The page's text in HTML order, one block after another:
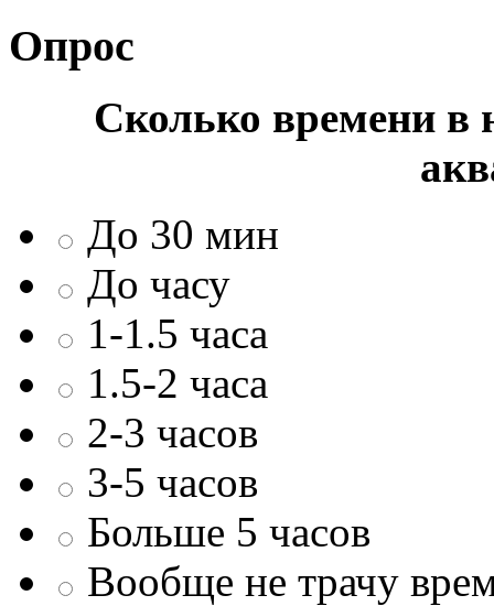
Опрос
Сколько времени в
До 30 мин
До часу
1-1.5 часа
1.5-2 часа
2-3 часов
3-5 часов
Больше 5 часов
Вообще не трачу